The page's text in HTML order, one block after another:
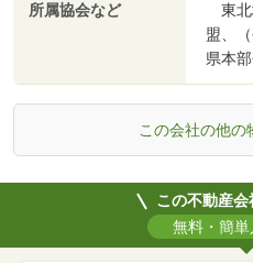
所属協会など
東北
盟、
県本
この会社の他の
この不動産
無料・簡単